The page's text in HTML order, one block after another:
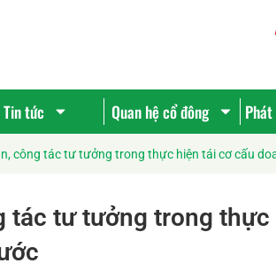
Tin tức Quan hệ cổ đông
công tác tư tưởng trong thực hiện tái cơ cấu
tác tư tưởng trong thực